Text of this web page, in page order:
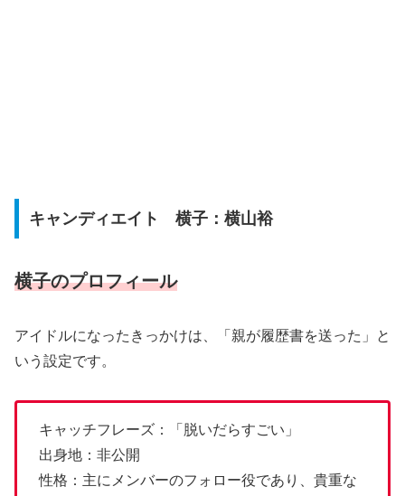
キャンディエイト 横子：横山裕
横子のプロフィール
アイドルになったきっかけは、「親が履歴書を送った」と
いう設定です。
キャッチフレーズ：「脱いだらすごい」
出身地：非公開
性格：主にメンバーのフォロー役であり、貴重な